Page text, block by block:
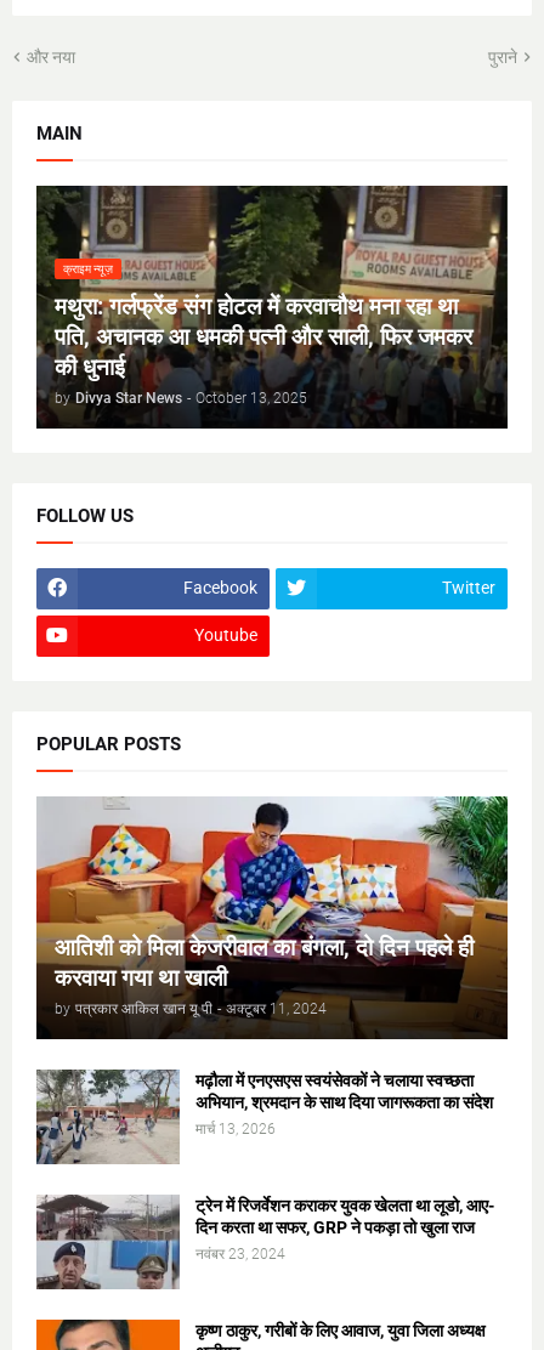
और नया पुराने
MAIN
क्राइम न्यूज़
मथुरा: गर्लफ्रेंड संग होटल में करवाचौथ मना रहा था
पति, अचानक आ धमकी पत्नी और साली, फिर जमकर
की धुनाई
by Divya Star News - October 13, 2025
FOLLOW US
Facebook Twitter
Youtube
POPULAR POSTS
आतिशी को मिला केजरीवाल का बंगला, दो दिन पहले ही
करवाया गया था खाली
by पत्रकार आकिल खान यू पी - अक्टूबर 11, 2024
मढ़ौला में एनएसएस स्वयंसेवकों ने चलाया स्वच्छता
अभियान, श्रमदान के साथ दिया जागरूकता का संदेश
मार्च 13, 2026
ट्रेन में रिजर्वेशन कराकर युवक खेलता था लूडो, आए-
दिन करता था सफर, GRP ने पकड़ा तो खुला राज
नवंबर 23, 2024
कृष्ण ठाकुर, गरीबों के लिए आवाज, युवा जिला अध्यक्ष